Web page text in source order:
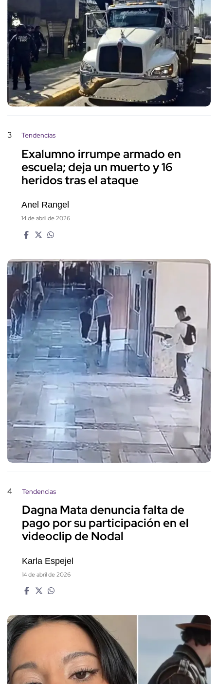
3 Tendencias
Exalumno irrumpe armado en
escuela; deja un muerto y 16
heridos tras el ataque
Anel Rangel
14 de abril de 2026
4 Tendencias
Dagna Mata denuncia falta de
pago por su participación en el
videoclip de Nodal
Karla Espejel
14 de abril de 2026